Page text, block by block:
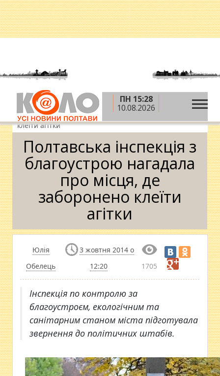
ПН 15:28
10.08.2026
Головна » Вибори-2014
Полтавська інспекція з
благоустрою нагадала про місця, де заборонено
клеїти агітки
Полтавська інспекція з
благоустрою нагадала
про місця, де
заборонено клеїти
агітки
Юлія
Обелець
3 жовтня 2014 о
12:20
1705
Інспекція по контролю за
благоустроєм, екологічним та
санітарним станом міста підготувала
звернення до політичних штабів.